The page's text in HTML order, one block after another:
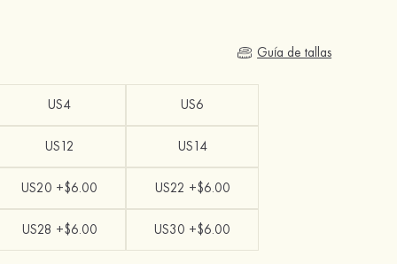
Guía de tallas
US4 US6
US12 US14
US20 +$6.00 US22 +$6.00
US28 +$6.00 US30 +$6.00